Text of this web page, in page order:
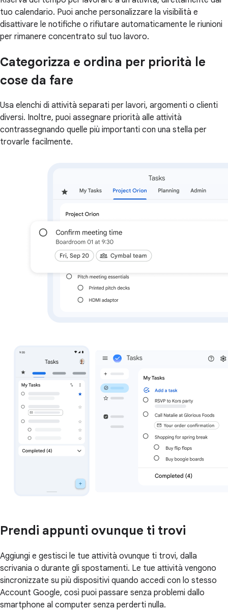
tuo calendario. Puoi anche personalizzare la visibilità e
disattivare le notifiche o rifiutare automaticamente le riunioni
per rimanere concentrato sul tuo lavoro.
Categorizza e ordina per priorità le
cose da fare
Usa elenchi di attività separati per lavori, argomenti o clienti
diversi. Inoltre, puoi assegnare priorità alle attività
contrassegnando quelle più importanti con una stella per
trovarle facilmente.
Prendi appunti ovunque ti trovi
Aggiungi e gestisci le tue attività ovunque ti trovi, dalla
scrivania o durante gli spostamenti. Le tue attività vengono
sincronizzate su più dispositivi quando accedi con lo stesso
Account Google, così puoi passare senza problemi dallo
smartphone al computer senza perderti nulla.